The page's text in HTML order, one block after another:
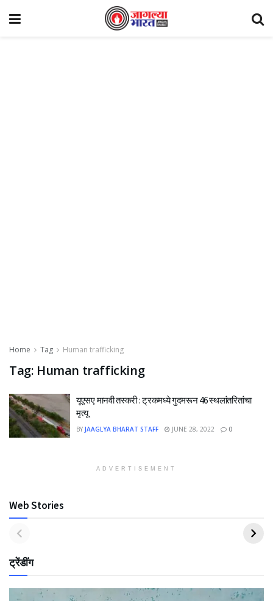
Home Tag Human trafficking
Tag: Human trafficking
यूएसए मानवी तस्करी : ट्रकमध्ये गुदमरून 46 स्थलांतरितांचा
मृत्यू
BY JAAGLYA BHARAT STAFF JUNE 28, 2022 0
ADVERTISEMENT
Web Stories
ट्रेंडींग